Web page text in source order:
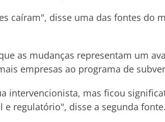
caíram", disse uma das fontes do
as mudanças representam um
empresas ao programa de
intervencionista, mas ficou
regulatório", disse a segunda fonte.